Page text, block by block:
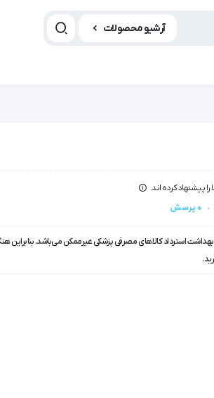
آرشیو محصولات
0 پرسش
استرداد کالاهای مصرفی پزشکی غیرممکن می‌باشد. بنابراین